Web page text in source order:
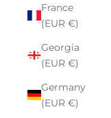
France
(EUR €)
Georgia
(EUR €)
Germany
(EUR €)